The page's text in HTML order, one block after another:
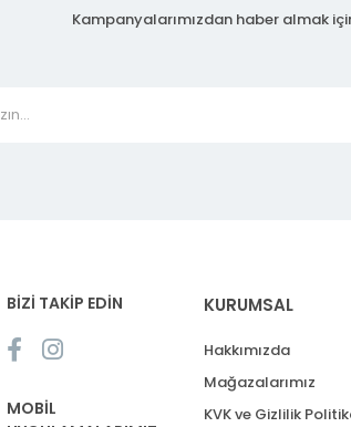
Kampanyalarımızdan haber almak
BİZİ TAKİP EDİN
MOBİL
KURUMSAL
Hakkımızda
Mağazalarımız
KVK ve Gizlilik